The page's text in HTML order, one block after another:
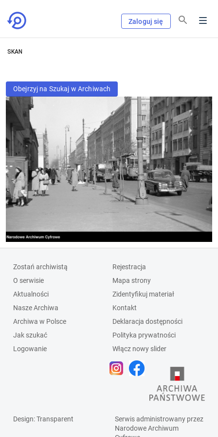
Zaloguj się
SKAN
Obejrzyj na Szukaj w Archiwach
Zostań archiwistą
O serwisie
Aktualności
Nasze Archiwa
Archiwa w Polsce
Jak szukać
Logowanie
Rejestracja
Mapa strony
Zidentyfikuj materiał
Kontakt
Deklaracja dostępności
Polityka prywatności
Włącz nowy slider
Design: Transparent
Serwis administrowany przez
Narodowe Archiwum